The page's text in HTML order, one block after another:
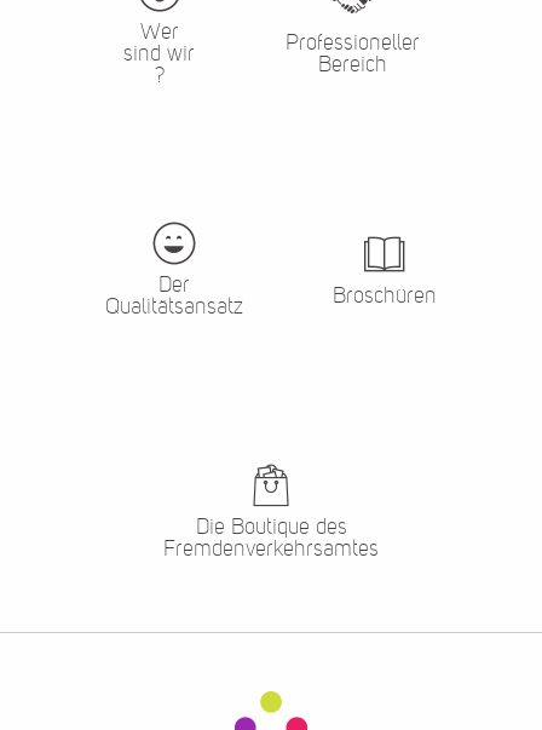
Wer
sind wir
?
Professioneller
Bereich
Der
Qualitätsansatz
Broschüren
Die Boutique des
Fremdenverkehrsamtes